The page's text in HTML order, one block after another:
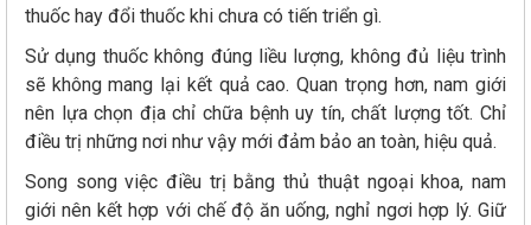
thuốc hay đổi thuốc khi chưa có tiến triển gì.
Sử dụng thuốc không đúng liều lượng, không đủ liệu trình
sẽ không mang lại kết quả cao. Quan trọng hơn, nam giới
nên lựa chọn địa chỉ chữa bệnh uy tín, chất lượng tốt. Chỉ
điều trị những nơi như vậy mới đảm bảo an toàn, hiệu quả.
Song song việc điều trị bằng thủ thuật ngoại khoa, nam
giới nên kết hợp với chế độ ăn uống, nghỉ ngơi hợp lý. Giữ